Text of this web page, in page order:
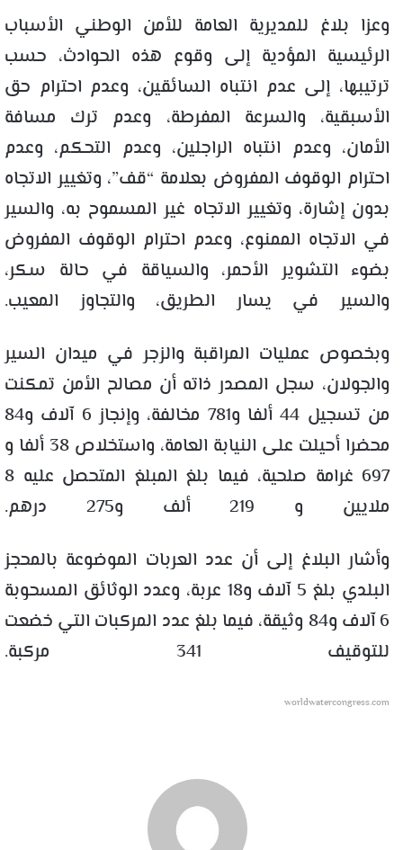
وعزا بلاغ للمديرية العامة للأمن الوطني الأسباب
الرئيسية المؤدية إلى وقوع ‏هذه الحوادث، حسب
ترتيبها، إلى عدم انتباه السائقين، وعدم احترام حق
الأسبقية، والسرعة المفرطة، وعدم ترك مسافة
الأمان، وعدم انتباه الراجلين، وعدم التحكم، وعدم
احترام الوقوف المفروض بعلامة “قف”، وتغيير الاتجاه
بدون إشارة، وتغيير الاتجاه غير المسموح به، والسير
في الاتجاه الممنوع، وعدم احترام الوقوف المفروض
بضوء التشوير الأحمر، والسياقة في حالة سكر،
والسير في يسار الطريق، والتجاوز المعيب.
وبخصوص عمليات المراقبة والزجر في ميدان السير
والجولان، سجل المصدر ذاته أن ‏مصالح الأمن تمكنت
من تسجيل 44 ألفا و781 مخالفة، وإنجاز 6 آلاف و84
محضرا أحيلت على النيابة العامة، واستخلاص 38 ألفا و
697 غرامة صلحية، فيما بلغ المبلغ المتحصل عليه 8
ملايين و 219 ألف و275 درهم.
وأشار البلاغ إلى أن عدد العربات الموضوعة بالمحجز
البلدي بلغ 5 آلاف و18 عربة، وعدد الوثائق المسحوبة
6 آلاف و84 وثيقة، فيما بلغ عدد المركبات التي خضعت
للتوقيف 341 مركبة.
worldwatercongress.com